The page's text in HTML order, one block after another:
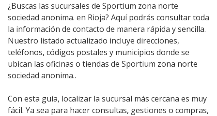
¿Buscas las sucursales de Sportium zona norte
sociedad anonima. en Rioja? Aquí podrás consultar toda
la información de contacto de manera rápida y sencilla.
Nuestro listado actualizado incluye direcciones,
teléfonos, códigos postales y municipios donde se
ubican las oficinas o tiendas de Sportium zona norte
sociedad anonima..
Con esta guía, localizar la sucursal más cercana es muy
fácil. Ya sea para hacer consultas, gestiones o compras,